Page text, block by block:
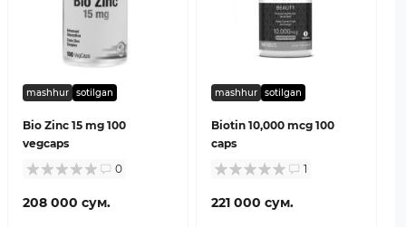
mashhur sotilgan
Bio Zinc 15 mg 100
vegcaps
0
208 000 сум.
mashhur sotilgan
Biotin 10,000 mcg 100
caps
1
221 000 сум.